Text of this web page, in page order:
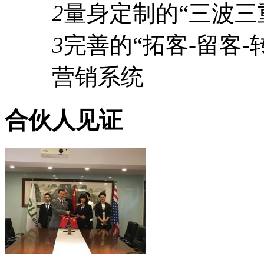
2量身定制的“三波三
3完善的“拓客-留客-
营销系统
合伙人见证